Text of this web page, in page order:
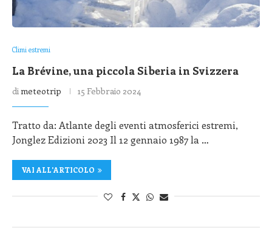
Climi estremi
La Brévine, una piccola Siberia in Svizzera
dimeteotrip 15 Febbraio 2024
Tratto da: Atlante degli eventi atmosferici estremi,
Jonglez Edizioni 2023 Il 12 gennaio 1987 la …
VAI ALL'ARTICOLO